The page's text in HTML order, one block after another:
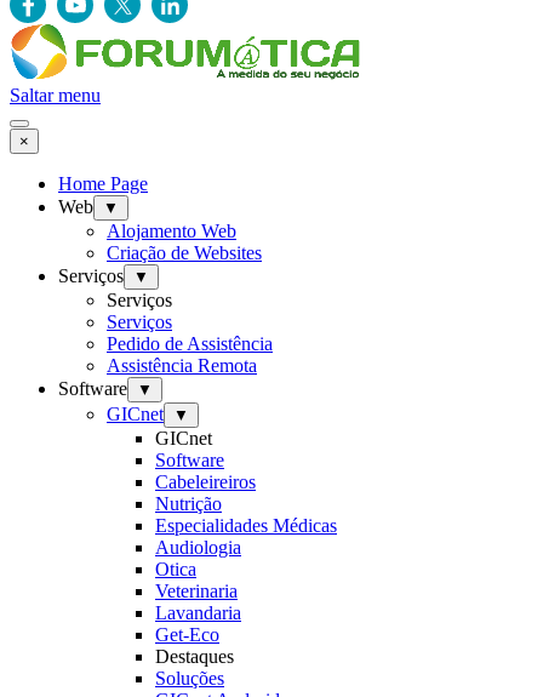
Saltar menu
×
Home Page
Web
▼
Alojamento Web
Criação de Websites
Serviços
▼
Serviços
Serviços
Pedido de Assistência
Assistência Remota
Software
▼
GICnet ▼
GICnet
Software
Cabeleireiros
Nutrição
Especialidades Médicas
Audiologia
Otica
Veterinaria
Lavandaria
Get-Eco
Destaques
Soluções